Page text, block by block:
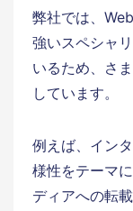
弊社では、
強いスペシャ
いるため、さ
しています。
例えば、イン
様性をテーマ
ディアへの転